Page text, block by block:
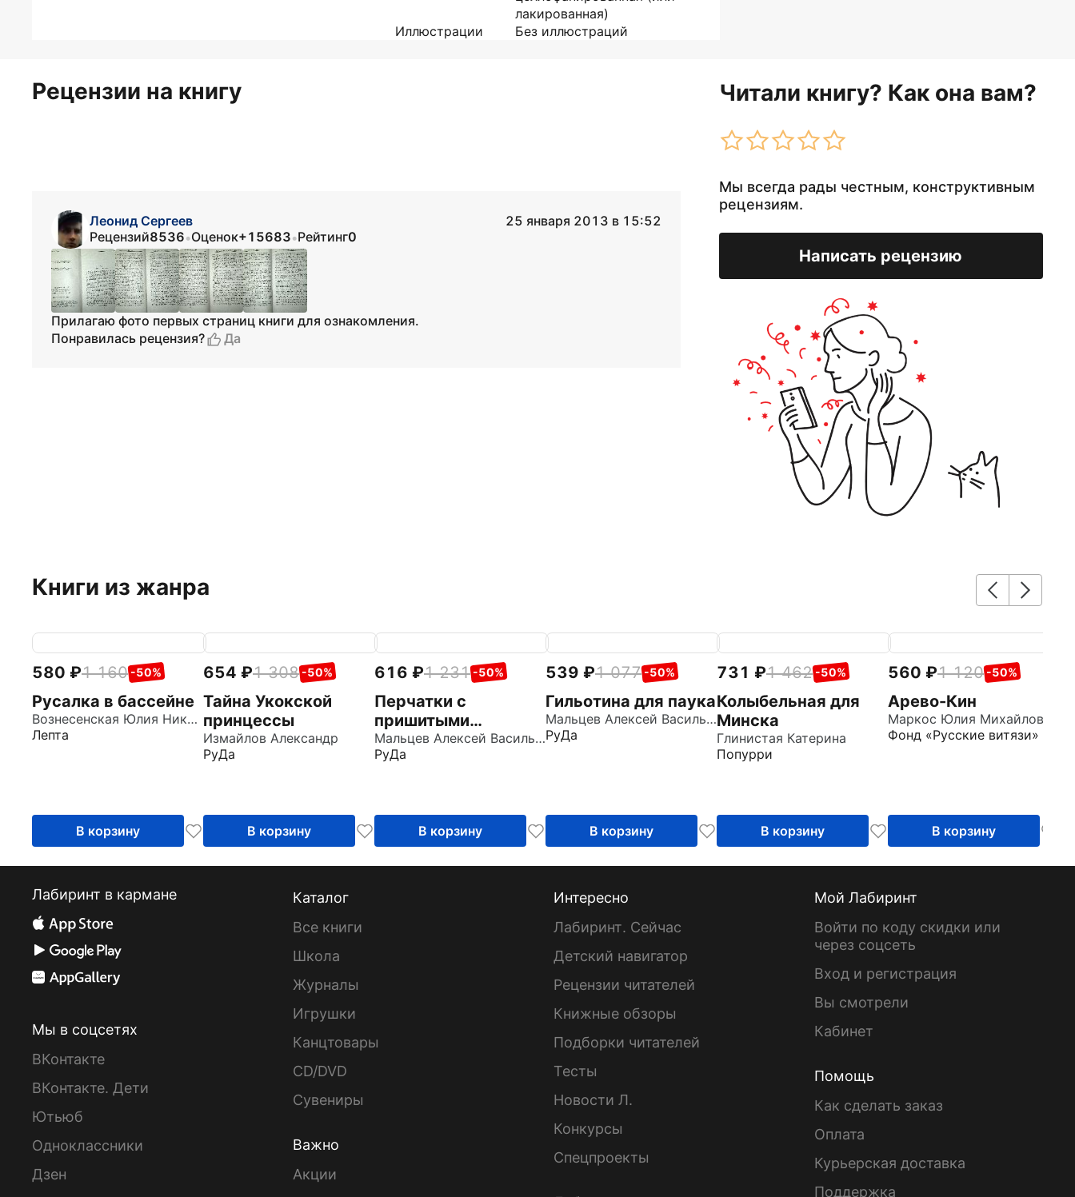
лакированная)
Иллюстрации
Без иллюстраций
Рецензии на книгу Читали книгу? Как она вам?
Мы всегда рады честным, конструктивным
рецензиям.
Написать рецензию
Леонид Сергеев
25 января 2013 в 15:52
Рецензий8536•Оценок+15683•Рейтинг0
Прилагаю фото первых страниц книги для ознакомления.
Понравилась рецензия?
Да
Книги из жанра
580 1 160 -50%
Русалка в бассейне
Вознесенская Юлия Николаевна
Лепта
В корзину
654 1 308 -50%
Тайна Укокской
принцессы
Измайлов Александр
РуДа
В корзину
616 1 231 -50%
Перчатки с
пришитыми
пальцами
Мальцев Алексей Васильевич
РуДа
В корзину
539 1 077 -50%
Гильотина для паука
Мальцев Алексей Васильевич
РуДа
В корзину
731 1 462 -50%
Колыбельная для
Минска
Глинистая Катерина
Попурри
В корзину
560 1 120 -50%
Арево-Кин
Маркос Юлия Михайловна
Фонд «Русские витязи»
В корзину
Лабиринт в кармане
Мы в соцсетях
ВКонтакте
ВКонтакте. Дети
Ютьюб
Одноклассники
Дзен
Каталог
Все книги
Школа
Журналы
Игрушки
Канцтовары
CD/DVD
Сувениры
Важно
Акции
Интересно
Лабиринт. Сейчас
Детский навигатор
Рецензии читателей
Книжные обзоры
Подборки читателей
Тесты
Новости Л.
Конкурсы
Спецпроекты
Мой Лабиринт
Войти по коду скидки или
через соцсеть
Вход и регистрация
Вы смотрели
Кабинет
Помощь
Как сделать заказ
Оплата
Курьерская доставка
Поддержка